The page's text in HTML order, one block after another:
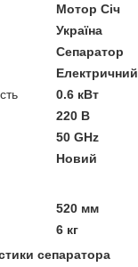
Мотор Січ
Україна
Сепаратор
Електричний
0.6 кВт
220 В
50 GHz
Новий
520 мм
6 кг
сепаратора